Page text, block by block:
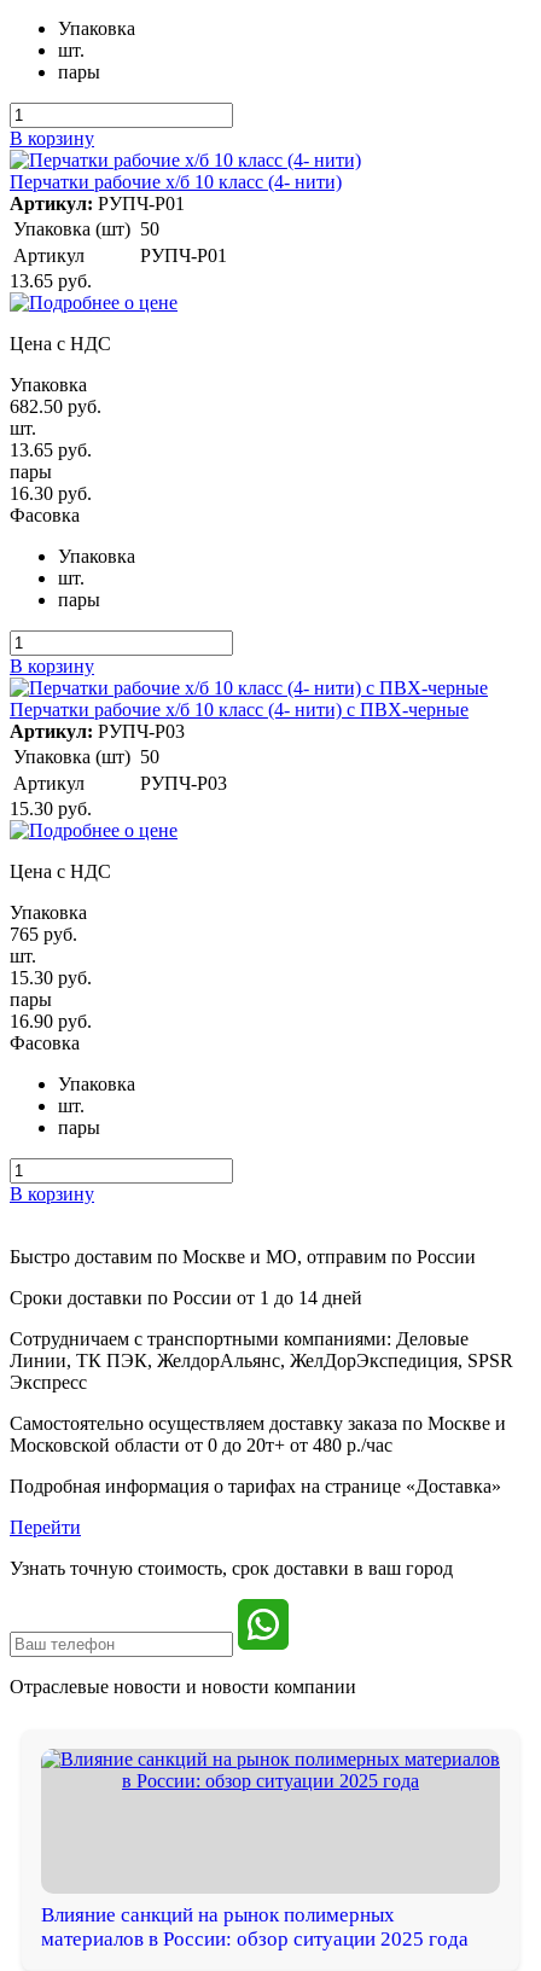
Упаковка
шт.
пары
В корзину
Перчатки рабочие х/б 10 класс (4- нити)
Артикул: РУПЧ-Р01
Упаковка (шт) 50
Артикул
РУПЧ-Р01
13.65 руб.
Цена с НДС
Упаковка
682.50 руб.
шт.
13.65 руб.
пары
16.30 руб.
Фасовка
Упаковка
шт.
пары
В корзину
Перчатки рабочие х/б 10 класс (4- нити) с ПВХ-черные
Артикул: РУПЧ-Р03
Упаковка (шт) 50
Артикул
РУПЧ-Р03
15.30 руб.
Цена с НДС
Упаковка
765 руб.
шт.
15.30 руб.
пары
16.90 руб.
Фасовка
Упаковка
шт.
пары
В корзину
Быстро доставим по Москве и МО, отправим по России
Сроки доставки по России от 1 до 14 дней
Сотрудничаем с транспортными компаниями: Деловые
Линии, ТК ПЭК, ЖелдорАльянс, ЖелДорЭкспедиция, SPSR
Экспресс
Самостоятельно осуществляем доставку заказа по Москве и
Московской области от 0 до 20т+ от 480 р./час
Подробная информация о тарифах на странице «Доставка»
Перейти
Узнать точную стоимость, срок доставки в ваш город
Отраслевые новости и новости компании
Влияние санкций на рынок полимерных
материалов в России: обзор ситуации 2025 года